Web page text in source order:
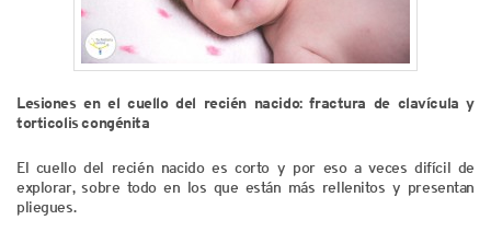
Lesiones en el cuello del recién nacido: fractura de clavícula y
torticolis congénita
El cuello del recién nacido es corto y por eso a veces difícil de
explorar, sobre todo en los que están más rellenitos y presentan
pliegues.